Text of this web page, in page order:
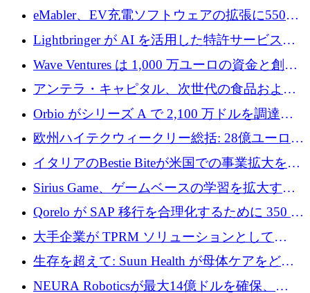
アリングを拡張するために 970 万ユーロを調
eMabler、EV充電ソフトウェアの拡張に550万
ユーロを確保
Lightbringer が AI を活用した特許サービスを
拡大するために 1,000 万ドルを調達
Wave Ventures は 1,000 万ユーロの資金と創設
者補助金で 10 周年を迎える
アンテラ・キャピタル、次世代の食品および
アグリテクノロジーのイノベーションを支援
するファンド III の初回クローズ額が 1 億ドル
に到達
Orbio がシリーズ A で 2,100 万ドルを調達、
AI 労働力管理を世界の最前線の労働者に提供
欧州ハイテクウィークリー総括: 28億ユーロの
取引と5月のハイライト
イタリアのBestie Biteが米国での事業拡大を加
速するために150万ユーロを調達
Sirius Game、ゲームベースの学習を拡大する
ために 130 万ユーロの資金調達を完了
Qorelo が SAP 移行を合理化するために 350 万
ドルを調達
大手企業が TPRM ソリューションとして
Vanta を選択する理由
生存を超えて: Suun Health が母体ケアをどの
ように再考しているか
NEURA Roboticsが最大14億ドルを確保、